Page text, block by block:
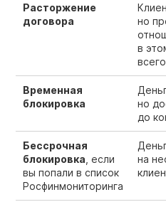
Расторжение
договора
но
в
Временная
блокировка
но
до
Бессрочная
блокировка , если
вы попали в список
Росфинмониторинга
на